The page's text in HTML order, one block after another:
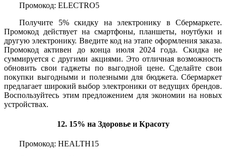
Промокод: ELECTRO5
Получите 5% скидку на электронику в Сбермаркете.
Промокод действует на смартфоны, планшеты, ноутбуки и
другую электронику. Введите код на этапе оформления заказа.
Промокод активен до конца июля 2024 года. Скидка не
суммируется с другими акциями. Это отличная возможность
обновить свои гаджеты по выгодной цене. Сделайте свои
покупки выгодными и полезными для бюджета. Сбермаркет
предлагает широкий выбор электроники от ведущих брендов.
Воспользуйтесь этим предложением для экономии на новых
устройствах.
12. 15% на Здоровье и Красоту
Промокод: HEALTH15